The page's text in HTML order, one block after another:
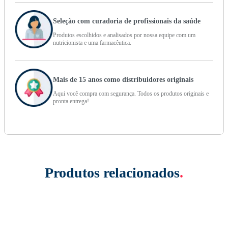
Seleção com curadoria de profissionais da saúde
Produtos escolhidos e analisados por nossa equipe com um
nutricionista e uma farmacêutica.
Mais de 15 anos como distribuidores originais
Aqui você compra com segurança. Todos os produtos originais e
pronta entrega!
Produtos relacionados.